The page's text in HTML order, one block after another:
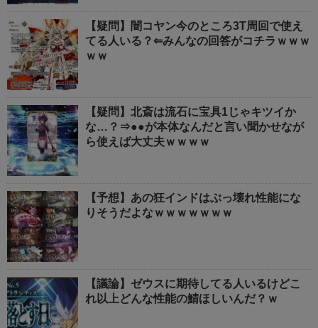
【疑問】闇コヤン今のところ3T周回で使え
てる人いる？⇐みんなの回答がコチラｗｗｗ
ｗｗ
【疑問】北斎は流石に宝具1じゃキツイか
な…？⇒●●が本体なんだと言い聞かせなが
ら使えば大丈夫ｗｗｗｗ
【予想】あの狂インドはぶっ壊れ性能にな
りそうだよなｗｗｗｗｗｗｗ
【議論】ゼウスに期待してる人いるけどこ
れ以上どんな性能の鯖ほしいんだ？ｗ